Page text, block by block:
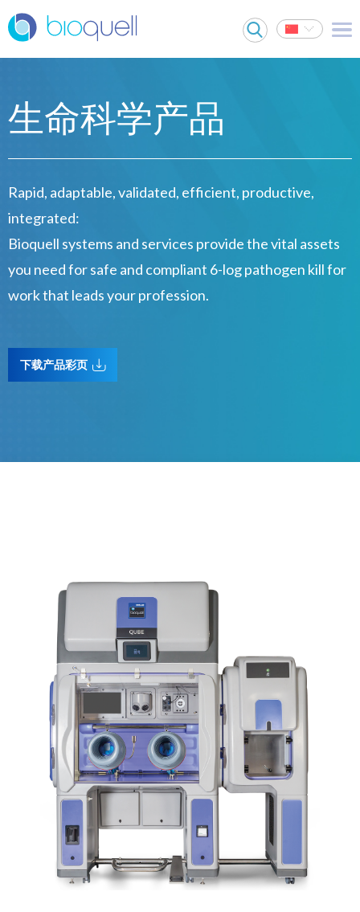
生命科学产品
Rapid, adaptable, validated, efficient, productive,
integrated:
Bioquell systems and services provide the vital assets
you need for safe and compliant 6-log pathogen kill for
work that leads your profession.
下载产品彩页